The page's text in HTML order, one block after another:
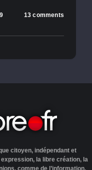
13 comments
citoyen, indépendant et
la libre création, la